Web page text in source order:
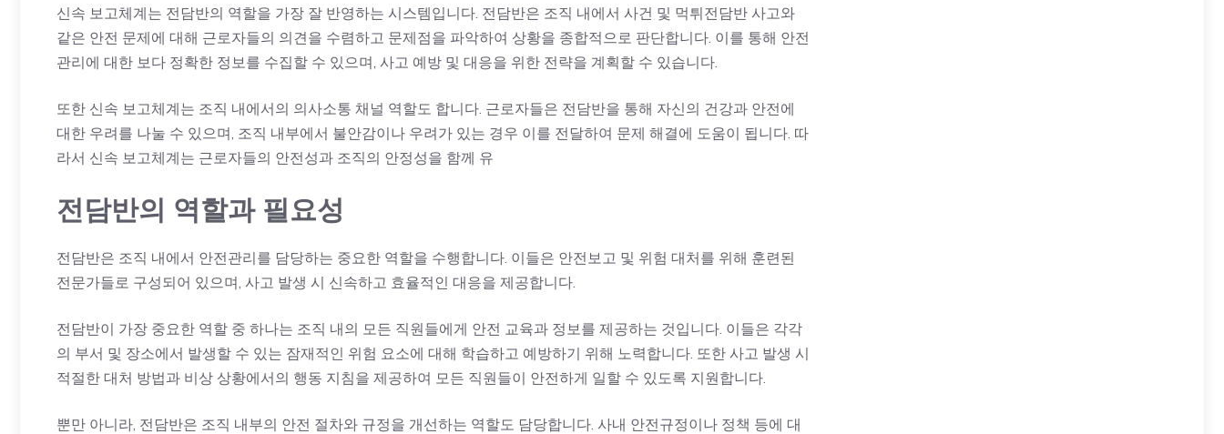
신속 보고체계는 전담반의 역할을 가장 잘 반영하는 시스템입니다. 전담반은 조직 내에서 사건 및 먹튀전담반 사고와
같은 안전 문제에 대해 근로자들의 의견을 수렴하고 문제점을 파악하여 상황을 종합적으로 판단합니다. 이를 통해 안전
관리에 대한 보다 정확한 정보를 수집할 수 있으며, 사고 예방 및 대응을 위한 전략을 계획할 수 있습니다.
또한 신속 보고체계는 조직 내에서의 의사소통 채널 역할도 합니다. 근로자들은 전담반을 통해 자신의 건강과 안전에
대한 우려를 나눌 수 있으며, 조직 내부에서 불안감이나 우려가 있는 경우 이를 전달하여 문제 해결에 도움이 됩니다. 따
라서 신속 보고체계는 근로자들의 안전성과 조직의 안정성을 함께 유
전담반의 역할과 필요성
전담반은 조직 내에서 안전관리를 담당하는 중요한 역할을 수행합니다. 이들은 안전보고 및 위험 대처를 위해 훈련된
전문가들로 구성되어 있으며, 사고 발생 시 신속하고 효율적인 대응을 제공합니다.
전담반이 가장 중요한 역할 중 하나는 조직 내의 모든 직원들에게 안전 교육과 정보를 제공하는 것입니다. 이들은 각각
의 부서 및 장소에서 발생할 수 있는 잠재적인 위험 요소에 대해 학습하고 예방하기 위해 노력합니다. 또한 사고 발생 시
적절한 대처 방법과 비상 상황에서의 행동 지침을 제공하여 모든 직원들이 안전하게 일할 수 있도록 지원합니다.
뿐만 아니라, 전담반은 조직 내부의 안전 절차와 규정을 개선하는 역할도 담당합니다. 사내 안전규정이나 정책 등에 대